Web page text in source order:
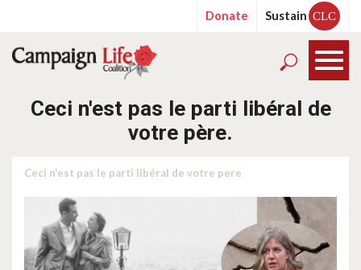
Donate Sustain CLC
Ceci n'est pas le parti libéral de
votre père.
Ceci n'est pas le parti libéral de votre pere